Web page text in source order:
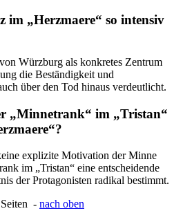
im „Herzmaere“ so intensiv
Würzburg als konkretes Zentrum
die Beständigkeit und
über den Tod hinaus verdeutlicht.
„Minnetrank“ im „Tristan“
explizite Motivation der Minne
im „Tristan“ eine entscheidende
der Protagonisten radikal bestimmt.
Seiten - nach oben